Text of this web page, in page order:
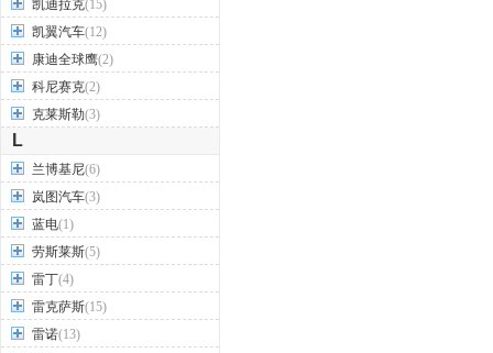
凯迪拉克(15)
凯翼汽车(12)
康迪全球鹰(2)
科尼赛克(2)
克莱斯勒(3)
L
兰博基尼(6)
岚图汽车(3)
蓝电(1)
劳斯莱斯(5)
雷丁(4)
雷克萨斯(15)
雷诺(13)